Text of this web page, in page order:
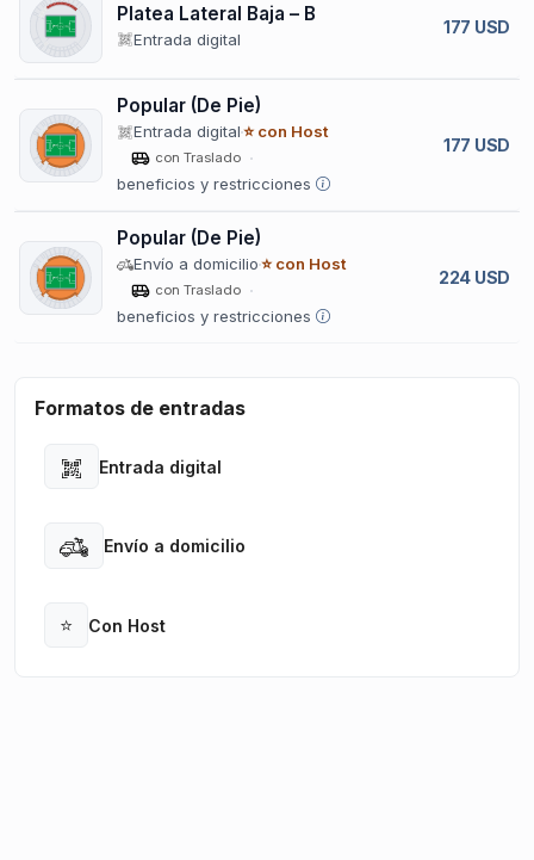
Platea Lateral Baja – B
Entrada digital
177 USD
Popular (De Pie)
Entrada digital⭐ con Host
con Traslado
beneficios y restricciones
177 USD
Popular (De Pie)
Envío a domicilio⭐ con Host
con Traslado
beneficios y restricciones
224 USD
Formatos de entradas
Entrada digital
Open
Envío a domicilio
Open
⭐ Con Host
Open